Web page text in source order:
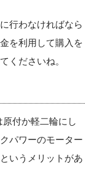
行わなければなら
を利用して購入を
くださいね。
付か軽二輪にし
パワーのモーター
いうメリットがあ